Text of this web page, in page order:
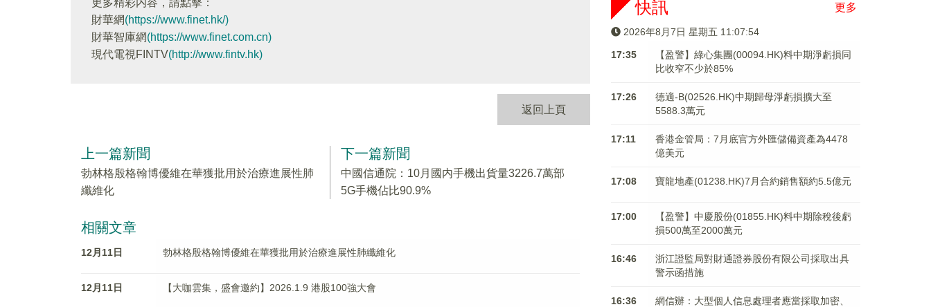
更多精彩内容，請點擊：
財華網(https://www.finet.hk/)
財華智庫網(https://www.finet.com.cn)
現代電視FINTV(http://www.fintv.hk)
返回上頁
上一篇新聞
勃林格殷格翰博優維在華獲批用於治療進展性肺
纖維化
下一篇新聞
中國信通院：10月國内手機出貨量3226.7萬部
5G手機佔比90.9%
相關文章
12月11日 勃林格殷格翰博優維在華獲批用於治療進展性肺纖維化
12月11日 【大咖雲集，盛會邀約】2026.1.9 港股100強大會
更多
快訊
2026年8月7日 星期五 11:07:54
17:35
【盈警】綠心集團(00094.HK)料中期淨虧損同
比收窄不少於85%
17:26
德適-B(02526.HK)中期歸母淨虧損擴大至
5588.3萬元
17:11
香港金管局：7月底官方外匯儲備資產為4478
億美元
17:08 寶龍地產(01238.HK)7月合約銷售額約5.5億元
17:00
【盈警】中慶股份(01855.HK)料中期除稅後虧
損500萬至2000萬元
16:46
浙江證監局對財通證券股份有限公司採取出具
警示函措施
16:36
網信辦：大型個人信息處理者應當採取加密、